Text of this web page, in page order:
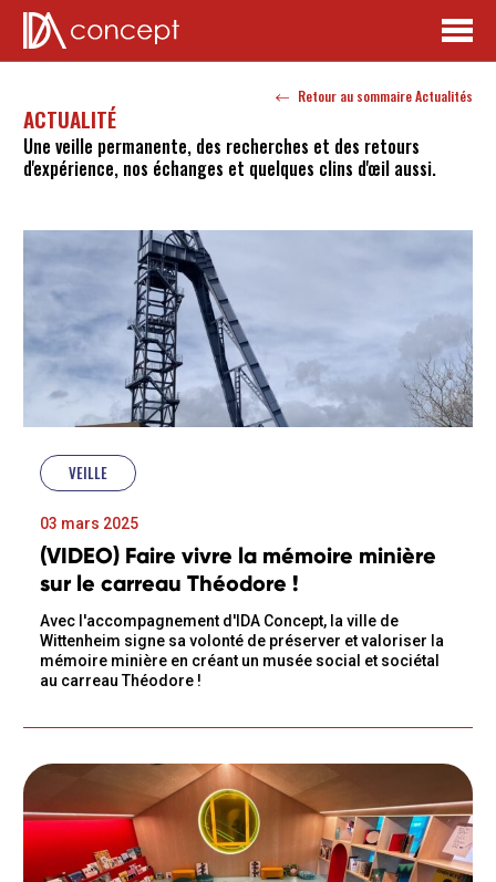
ACTUALITÉ
Une veille permanente, des recherches et des retours
d'expérience, nos échanges et quelques clins d'œil aussi.
Retour au sommaire Actualités
VEILLE
03 mars 2025
(VIDEO) Faire vivre la mémoire minière
sur le carreau Théodore !
Avec l'accompagnement d'IDA Concept, la ville de
Wittenheim signe sa volonté de préserver et valoriser la
mémoire minière en créant un musée social et sociétal
au carreau Théodore !